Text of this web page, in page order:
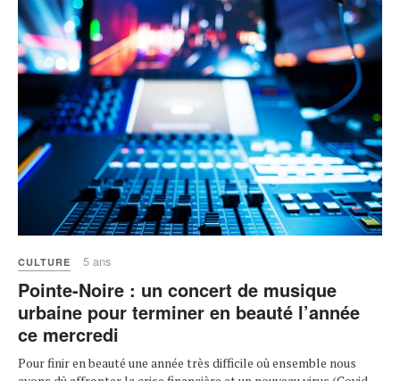
CULTURE 5 ans
Pointe-Noire : un concert de musique
urbaine pour terminer en beauté l’année
ce mercredi
Pour finir en beauté une année très difficile où ensemble nous